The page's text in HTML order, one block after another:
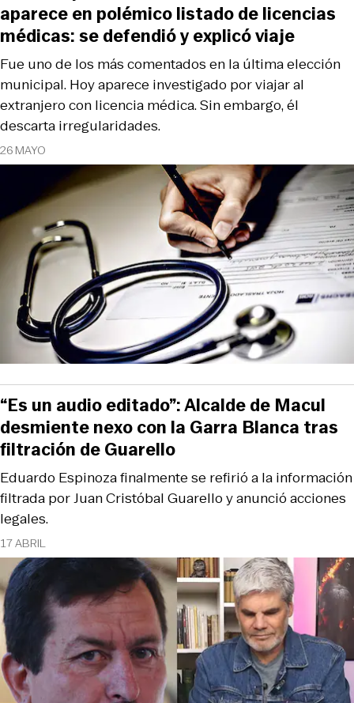
26 MAYO
Fue uno de los más comentados en la última elección
municipal. Hoy aparece investigado por viajar al
extranjero con licencia médica. Sin embargo, él
descarta irregularidades.
aparece en polémico listado de licencias
médicas: se defendió y explicó viaje
17 ABRIL
Eduardo Espinoza finalmente se refirió a la información
filtrada por Juan Cristóbal Guarello y anunció acciones
legales.
“Es un audio editado”: Alcalde de Macul
desmiente nexo con la Garra Blanca tras
filtración de Guarello